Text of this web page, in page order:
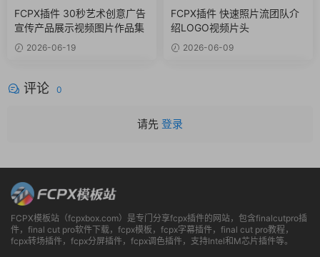
企业宣传
FCPX插件 30秒艺术创意广告
宣传产品展示视频图片作品集
2026-06-19
fcpx视频开场
FCPX插件 快速照片流团队介
绍LOGO视频片头
2026-06-09
评论 0
请先 登录
FCPX模板站（fcpxbox.com）是专门分享fcpx插件的网站，包含finalcutpro插
件，final cut pro软件下载，fcpx模板，fcpx字幕插件，final cut pro教程，
fcpx转场插件，fcpx分屏插件，fcpx调色插件，支持Intel和M芯片插件等。